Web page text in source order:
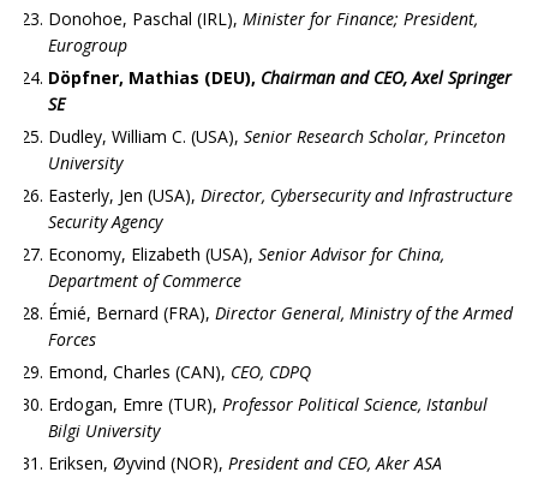
Donohoe, Paschal (IRL), Minister for Finance; President,
Eurogroup
Döpfner, Mathias (DEU), Chairman and CEO, Axel Springer
SE
Dudley, William C. (USA), Senior Research Scholar, Princeton
University
Easterly, Jen (USA), Director, Cybersecurity and Infrastructure
Security Agency
Economy, Elizabeth (USA), Senior Advisor for China,
Department of Commerce
Émié, Bernard (FRA), Director General, Ministry of the Armed
Forces
Emond, Charles (CAN), CEO, CDPQ
Erdogan, Emre (TUR), Professor Political Science, Istanbul
Bilgi University
Eriksen, Øyvind (NOR), President and CEO, Aker ASA